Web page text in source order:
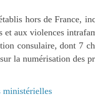
hors de France,
et aux violences
consulaire, dont 7
la numérisation des
ministérielles